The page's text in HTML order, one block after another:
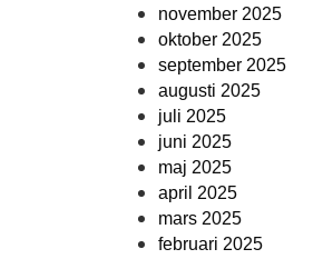
november 2025
oktober 2025
september 2025
augusti 2025
juli 2025
juni 2025
maj 2025
april 2025
mars 2025
februari 2025